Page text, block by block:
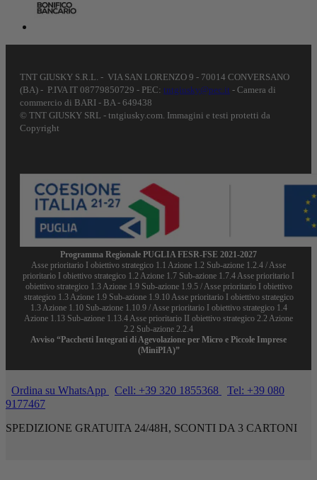
TNT GIUSKY S.R.L. - VIA SAN LORENZO 9 - 70014 CONVERSANO
(BA) - P.IVA IT 08779850729 - PEC: tntgiusky@pec.it - Camera di
commercio di BARI - BA - 649438
© TNT GIUSKY SRL - tntgiusky.com. Immagini e testi protetti da
Copyright
Programma Regionale PUGLIA FESR-FSE 2021-2027
Asse prioritario I obiettivo strategico 1.1 Azione 1.2 Sub-azione 1.2.4 / Asse
prioritario I obiettivo strategico 1.2 Azione 1.7 Sub-azione 1.7.4 Asse prioritario I
obiettivo strategico 1.3 Azione 1.9 Sub-azione 1.9.5 / Asse prioritario I obiettivo
strategico 1.3 Azione 1.9 Sub-azione 1.9.10 Asse prioritario I obiettivo strategico
1.3 Azione 1.10 Sub-azione 1.10.9 / Asse prioritario I obiettivo strategico 1.4
Azione 1.13 Sub-azione 1.13.4 Asse prioritario II obiettivo strategico 2.2 Azione
2.2 Sub-azione 2.2.4
Avviso “Pacchetti Integrati di Agevolazione per Micro e Piccole Imprese
(MiniPIA)”
Ordina su WhatsApp Cell: +39 320 1855368
Tel: +39 080
9177467
SPEDIZIONE GRATUITA 24/48H, SCONTI DA 3 CARTONI